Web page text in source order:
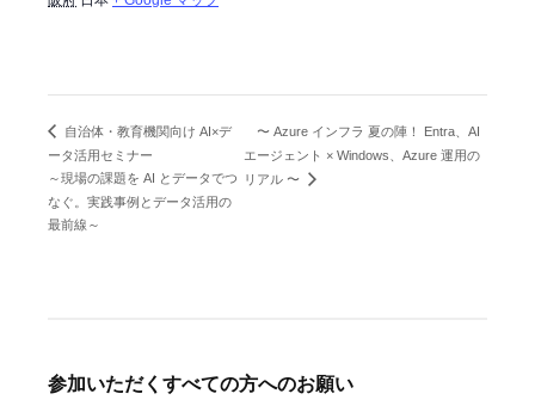
自治体・教育機関向け AI×デ
ータ活用セミナー
～現場の課題を AI とデータでつ
なぐ。実践事例とデータ活用の
最前線～
〜 Azure インフラ 夏の陣！ Entra、AI
エージェント × Windows、Azure 運用の
リアル 〜
参加いただくすべての方へのお願い